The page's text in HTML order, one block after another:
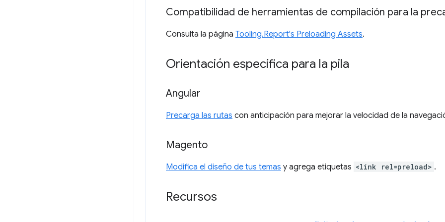
Compatibilidad de herramientas de compilación para la
Consulta la página Tooling.Report's Preloading Assets.
Orientación específica para la pila
Angular
Precarga las rutas con anticipación para mejorar la velocidad de la
Magento
Modifica el diseño de tus temas y agrega etiquetas <link rel=preload> .
Recursos